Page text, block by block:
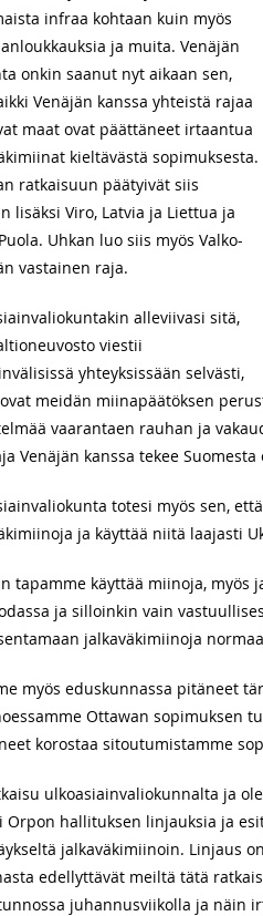
infraa kohtaan kuin myös
ja muita. Venäjän
onkin saanut nyt aikaan sen,
Venäjän kanssa yhteistä rajaa
maat ovat päättäneet irtaantua
kieltävästä sopimuksesta.
ratkaisuun päätyivät siis
lisäksi Viro, Latvia ja Liettua ja
Uhkan luo siis myös Valko-
vastainen raja.
alleviivasi sitä,
viestii
yhteyksissään selvästi,
meidän miinapäätöksen
vaarantaen rauhan ja
Venäjän kanssa tekee
totesi myös sen,
ja käyttää niitä laajasti
tapamme käyttää miinoja, myös
ja silloinkin vain
jalkaväkimiinoja
myös eduskunnassa pitäneet
Ottawan sopimuksen
korostaa sitoutumistamme
ulkoasiainvaliokunnalta ja
Orpon hallituksen linjauksia ja
jalkaväkimiinoin. Linjaus
edellyttävät meiltä tätä
juhannusviikolla ja näin